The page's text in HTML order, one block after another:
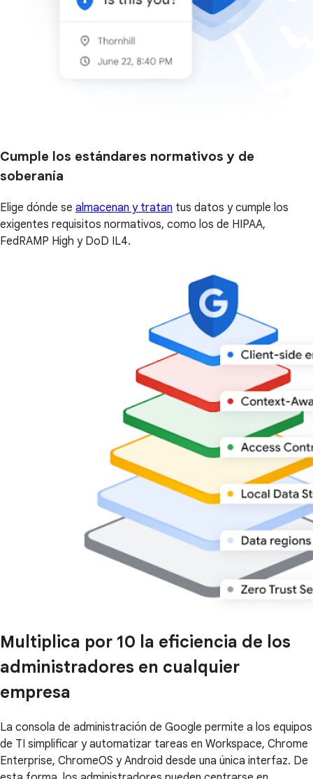
Cumple los estándares normativos y de
soberanía
Elige dónde se almacenan y tratan tus datos y cumple los
exigentes requisitos normativos, como los de HIPAA,
FedRAMP High y DoD IL4.
Multiplica por 10 la eficiencia de los
administradores en cualquier
empresa
La consola de administración de Google permite a los equipos
de TI simplificar y automatizar tareas en Workspace, Chrome
Enterprise, ChromeOS y Android desde una única interfaz. De